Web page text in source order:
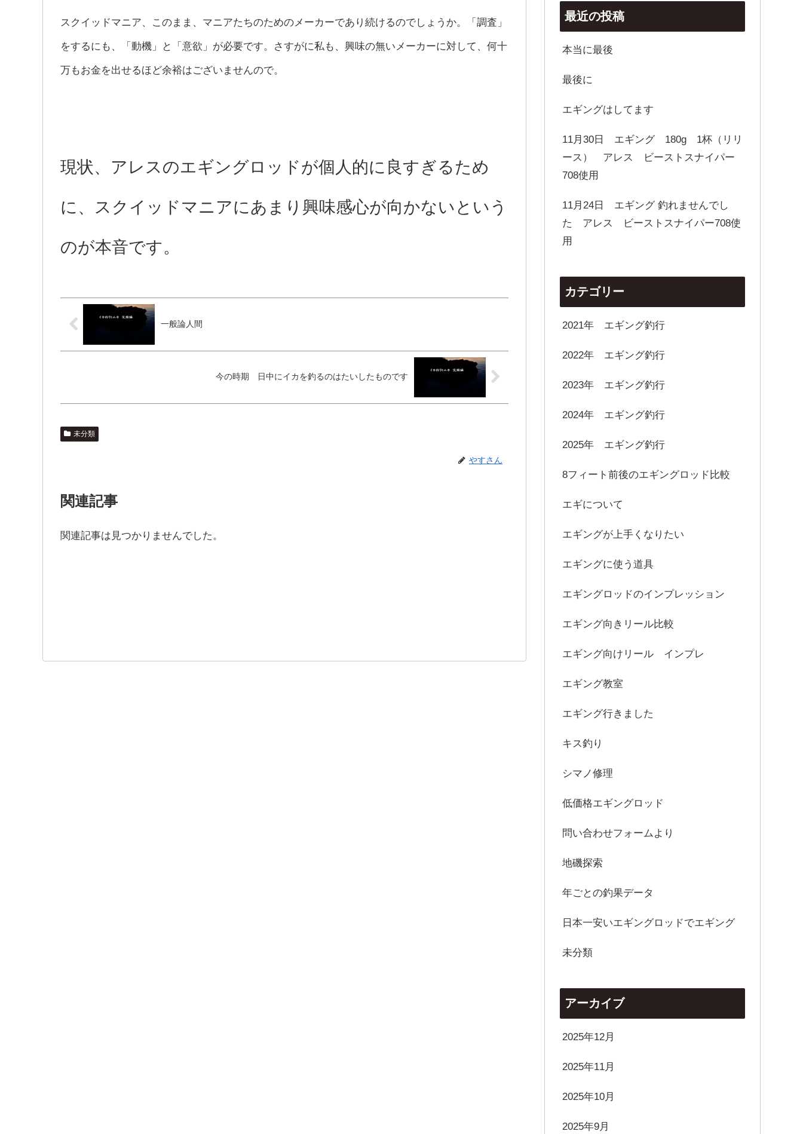
スクイッドマニア、このまま、マニアたちのためのメーカーであり続けるのでしょうか。「調査」
をするにも、「動機」と「意欲」が必要です。さすがに私も、興味の無いメーカーに対して、何十
万もお金を出せるほど余裕はございませんので。
現状、アレスのエギングロッドが個人的に良すぎるため
に、スクイッドマニアにあまり興味感心が向かないという
のが本音です。
一般論人間
今の時期 日中にイカを釣るのはたいしたものです
未分類
やすさん
関連記事
関連記事は見つかりませんでした。
最近の投稿
本当に最後
最後に
エギングはしてます
11月30日 エギング 180g 1杯（リリ
ース） アレス ビーストスナイパー
708使用
11月24日 エギング 釣れませんでし
た アレス ビーストスナイパー708使
用
カテゴリー
2021年 エギング釣行
2022年 エギング釣行
2023年 エギング釣行
2024年 エギング釣行
2025年 エギング釣行
8フィート前後のエギングロッド比較
エギについて
エギングが上手くなりたい
エギングに使う道具
エギングロッドのインプレッション
エギング向きリール比較
エギング向けリール インプレ
エギング教室
エギング行きました
キス釣り
シマノ修理
低価格エギングロッド
問い合わせフォームより
地磯探索
年ごとの釣果データ
日本一安いエギングロッドでエギング
未分類
アーカイブ
2025年12月
2025年11月
2025年10月
2025年9月